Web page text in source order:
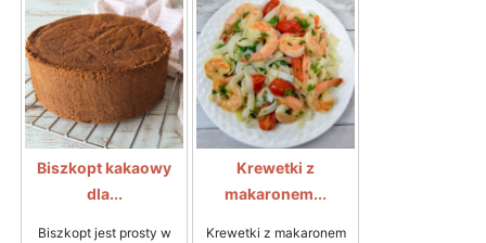
Biszkopt kakaowy
dla...
Biszkopt jest prosty w
Krewetki z
makaronem...
Krewetki z makaronem